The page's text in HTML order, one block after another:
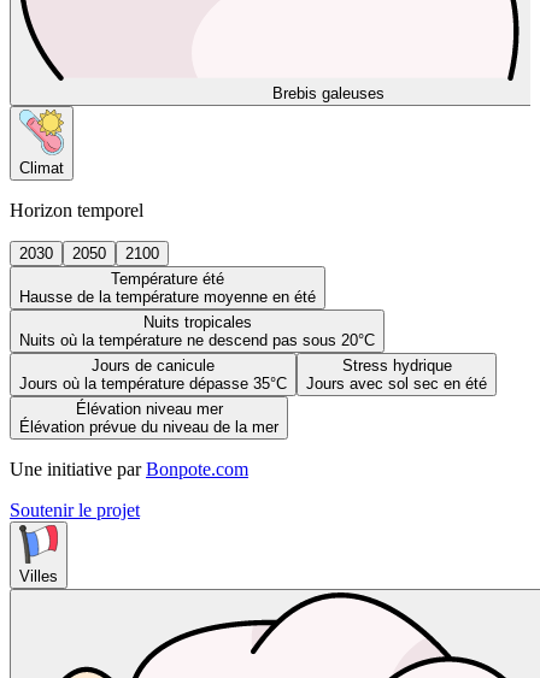
Brebis galeuses
Climat
Horizon temporel
2030 2050
2100
Température été
Hausse de la température moyenne en été
Nuits tropicales
Nuits où la température ne descend pas sous 20°C
Jours de canicule
Jours où la température dépasse 35°C
Stress hydrique
Jours avec sol sec en été
Élévation niveau mer
Élévation prévue du niveau de la mer
Une initiative par Bonpote.com
Soutenir le projet
Villes